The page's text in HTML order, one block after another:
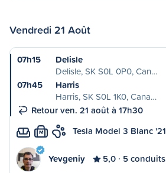
Vendredi 21 Août
07h15
Delisle
Delisle, SK S0L 0P0, Can…
07h45
Harris
Harris, SK S0L 1K0, Cana…
Retour ven. 21 août à 17h30
M Tesla Model 3 Blanc '21
Yevgeniy 5,0 5 conduits